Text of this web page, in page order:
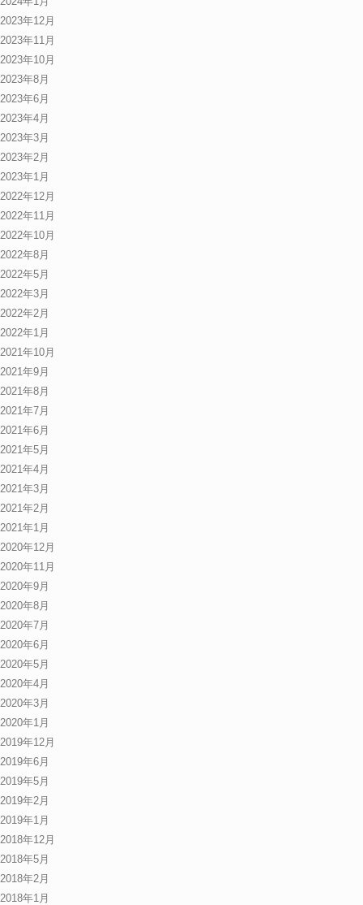
2023年12月
2023年11月
2023年10月
2023年8月
2023年6月
2023年4月
2023年3月
2023年2月
2023年1月
2022年12月
2022年11月
2022年10月
2022年8月
2022年5月
2022年3月
2022年2月
2022年1月
2021年10月
2021年9月
2021年8月
2021年7月
2021年6月
2021年5月
2021年4月
2021年3月
2021年2月
2021年1月
2020年12月
2020年11月
2020年9月
2020年8月
2020年7月
2020年6月
2020年5月
2020年4月
2020年3月
2020年1月
2019年12月
2019年6月
2019年5月
2019年2月
2019年1月
2018年12月
2018年5月
2018年2月
2018年1月